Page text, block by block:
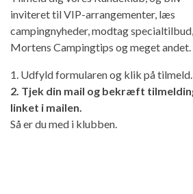
inviteret til VIP-arrangementer, læs
campingnyheder, modtag specialtilbud,
Mortens Campingtips og meget andet.
1. Udfyld formularen og klik på tilmeld.
2. Tjek din mail og bekræft
linket i mailen.
Så er du med i klubben.